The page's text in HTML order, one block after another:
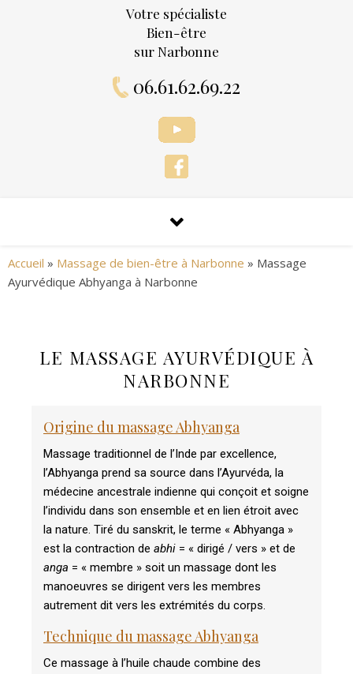
Votre spécialiste
Bien-être
sur Narbonne
06.61.62.69.22
Accueil » Massage de bien-être à Narbonne » Massage
Ayurvédique Abhyanga à Narbonne
LE MASSAGE AYURVÉDIQUE À
NARBONNE
Origine du massage Abhyanga
Massage traditionnel de l’Inde par excellence,
l’Abhyanga prend sa source dans l’Ayurvéda, la
médecine ancestrale indienne qui conçoit et soigne
l’individu dans son ensemble et en lien étroit avec
la nature. Tiré du sanskrit, le terme « Abhyanga »
est la contraction de abhi = « dirigé / vers » et de
anga = « membre » soit un massage dont les
manoeuvres se dirigent vers les membres
autrement dit vers les extrémités du corps.
Technique du massage Abhyanga
Ce massage à l’huile chaude combine des